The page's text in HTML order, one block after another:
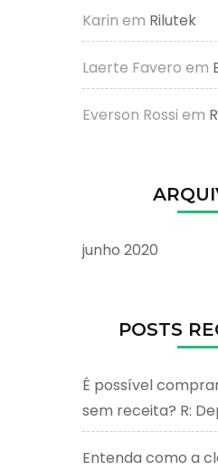
Karin em Rilutek
Laerte Favero em
Everson Rossi em
junho 2020
POSTS
É possível
sem receita? R:
Entenda como a